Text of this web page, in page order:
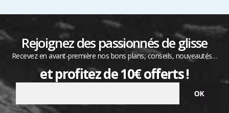
Rejoignez des passionnés de glisse
Recevez en avant-première nos bons plans, conseils, nouveautés…
et profitez de 10€ offerts !